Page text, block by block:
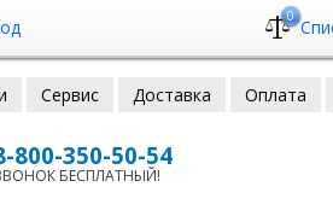
0
Сервис Доставка Оплата
800-350-50-54
БЕСПЛАТНЫЙ!